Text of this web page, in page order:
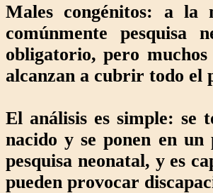
Males congénitos: a la
comúnmente
obligatorio, pero
alcanzan a cubrir todo el
El análisis es simple: se
nacido y se ponen en
pesquisa neonatal, y es
pueden provocar